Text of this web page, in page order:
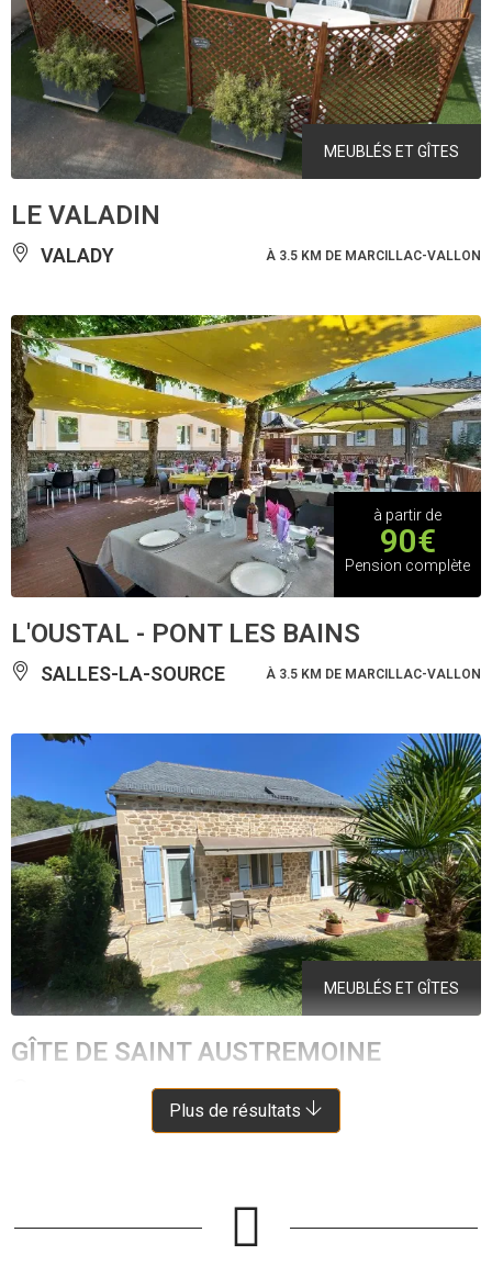
MEUBLÉS ET GÎTES
LE VALADIN
VALADY À 3.5 KM DE MARCILLAC-VALLON
à partir de
90€
Pension complète
L'OUSTAL - PONT LES BAINS
SALLES-LA-SOURCE À 3.5 KM DE MARCILLAC-VALLON
MEUBLÉS ET GÎTES
GÎTE DE SAINT AUSTREMOINE
SALLES-LA-SOURCE À 3.5 KM DE MARCILLAC-VALLON
Plus de résultats